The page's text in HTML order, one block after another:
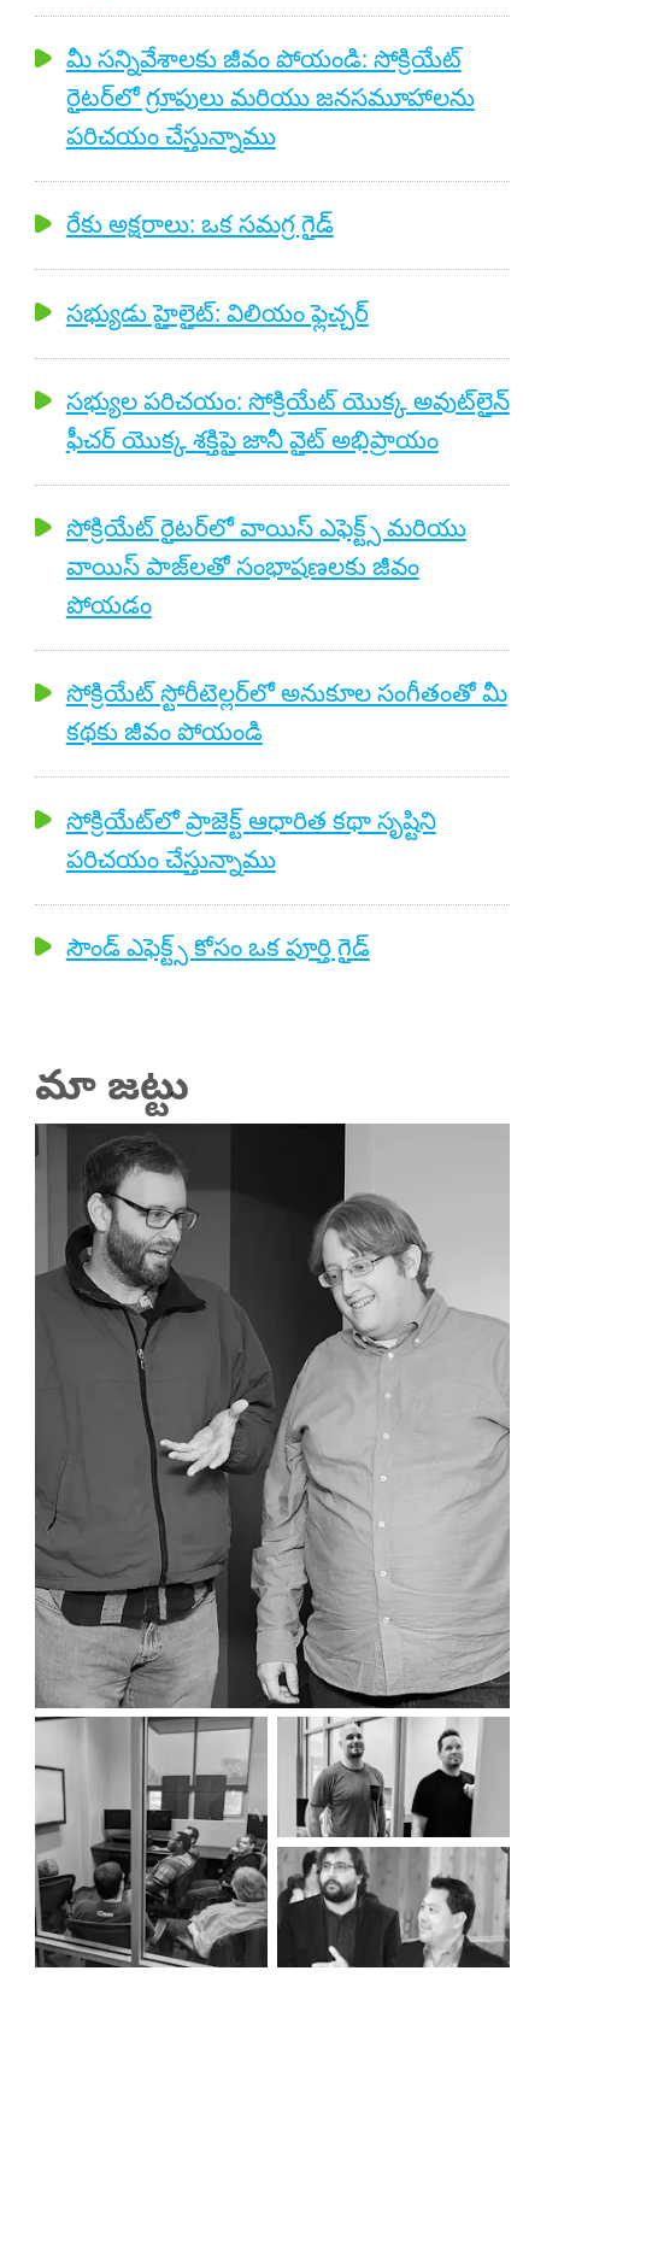
మీ సన్నివేశాలకు జీవం పోయండి: సోక్రియేట్
రైటర్‌లో గ్రూపులు మరియు జనసమూహాలను
పరిచయం చేస్తున్నాము
రేకు అక్షరాలు: ఒక సమగ్ర గైడ్
సభ్యుడు హైలైట్: విలియం ఫ్లెచ్చర్
సభ్యుల పరిచయం: సోక్రియేట్ యొక్క అవుట్‌లైన్
ఫీచర్ యొక్క శక్తిపై జానీ వైట్ అభిప్రాయం
సోక్రియేట్ రైటర్‌లో వాయిస్ ఎఫెక్ట్స్ మరియు
వాయిస్ పాజ్‌లతో సంభాషణలకు జీవం
పోయడం
సోక్రియేట్ స్టోరీటెల్లర్‌లో అనుకూల సంగీతంతో మీ
కథకు జీవం పోయండి
సోక్రియేట్‌లో ప్రాజెక్ట్ ఆధారిత కథా సృష్టిని
పరిచయం చేస్తున్నాము
సౌండ్ ఎఫెక్ట్స్ కోసం ఒక పూర్తి గైడ్
మా జట్టు